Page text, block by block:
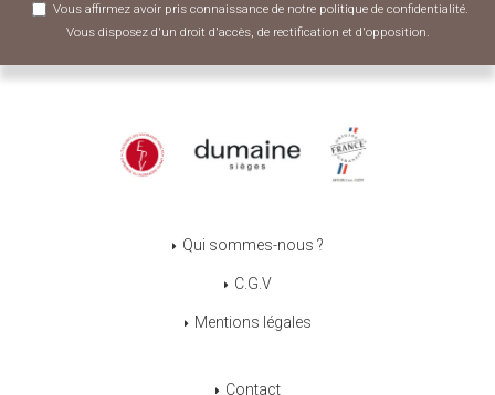
Vous affirmez avoir pris connaissance de notre politique de confidentialité.
Vous disposez d'un droit d'accès, de rectification et d'opposition.
Qui sommes-nous ?
C.G.V
Mentions légales
Contact